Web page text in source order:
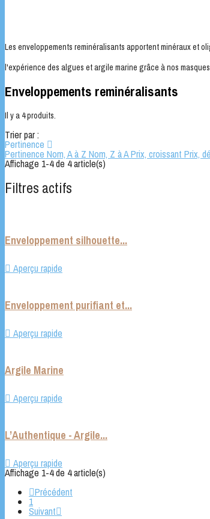
Les enveloppements reminéralisants apportent minéraux et
l'expérience des algues et argile marine grâce à nos
Enveloppements reminéralisants
Il y a 4 produits.
Trier par :
Pertinence 
Pertinence Nom, A à Z Nom, Z à APrix, croissant Prix,
Affichage 1-4 de 4 article(s)
Filtres actifs
Enveloppement silhouette...
 Aperçu rapide
Enveloppement purifiant et...
 Aperçu rapide
Argile Marine
 Aperçu rapide
L’Authentique - Argile...
 Aperçu rapide
Affichage 1-4 de 4 article(s)
Précédent
1
Suivant